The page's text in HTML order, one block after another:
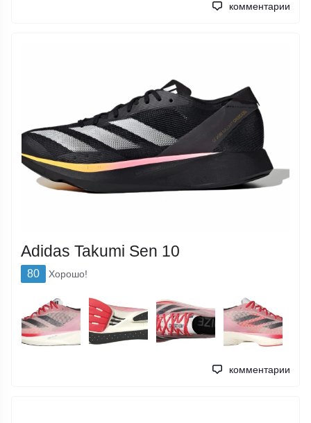
комментарии
Adidas Takumi Sen 10
80 Хорошо!
комментарии